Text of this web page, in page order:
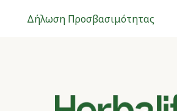
Δήλωση Προσβασιμότητας